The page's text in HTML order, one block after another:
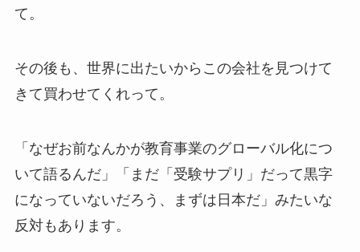
て。
その後も、世界に出たいからこの会社を見つけて
きて買わせてくれって。
「なぜお前なんかが教育事業のグローバル化につ
いて語るんだ」「まだ「受験サプリ」だって黒字
になっていないだろう、まずは日本だ」みたいな
反対もあります。